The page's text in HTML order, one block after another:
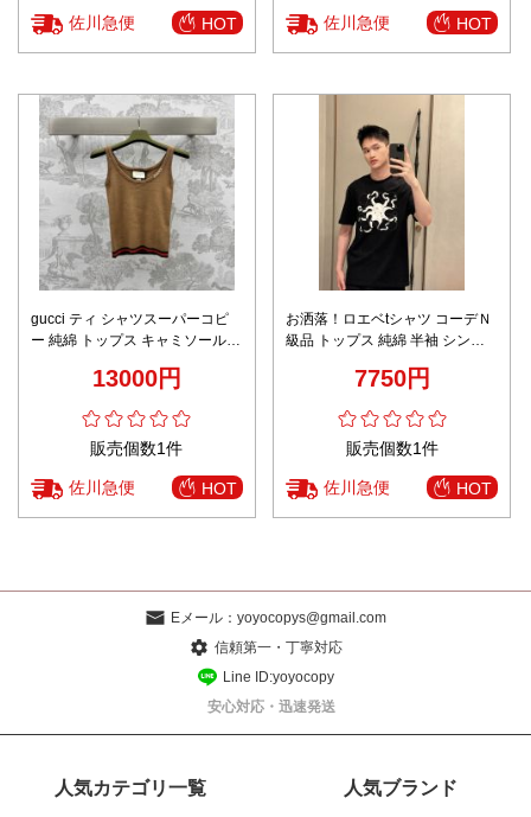
佐川急便 HOT 佐川急便 HOT
gucci ティ シャツスーパーコピ
ー 純綿 トップス キャミソール
刺繍 ブラウン13000円
販売個数1件
佐川急便 HOT
お洒落！ロエベtシャツ コーデＮ
級品 トップス 純綿 半袖 シンプ
7750円
販売個数1件
佐川急便 HOT
Eメール： yoyocopys@gmail.com
信頼第一・丁寧対応
Line ID:yoyocopy
安心対応・迅速発送
人気カテゴリ一覧 人気ブランド